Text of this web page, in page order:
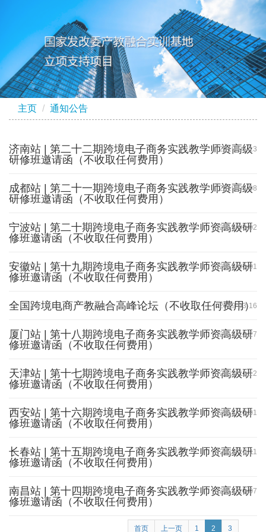
主页 通知公告
济南站 | 第二十二期跨境电子商务实践教学师资高级
研修班邀请函（不收取任何费用）
2019-06-13
成都站 | 第二十一期跨境电子商务实践教学师资高级
研修班邀请函（不收取任何费用）
2019-06-08
宁波站 | 第二十期跨境电子商务实践教学师资高级研
修班邀请函（不收取任何费用）
2019-05-02
安徽站 | 第十九期跨境电子商务实践教学师资高级研
修班邀请函（不收取任何费用）
2019-05-01
全国跨境电商产教融合高峰论坛（不收取任何费用）
2019-03-16
厦门站 | 第十八期跨境电子商务实践教学师资高级研
修班邀请函（不收取任何费用）
2018-12-27
天津站 | 第十七期跨境电子商务实践教学师资高级研
修班邀请函（不收取任何费用）
2018-11-12
西安站 | 第十六期跨境电子商务实践教学师资高级研
修班邀请函（不收取任何费用）
2018-10-31
长春站 | 第十五期跨境电子商务实践教学师资高级研
修班邀请函（不收取任何费用）
2018-10-11
南昌站 | 第十四期跨境电子商务实践教学师资高级研
修班邀请函（不收取任何费用）
2018-10-07
首页 上一页 1 2 3